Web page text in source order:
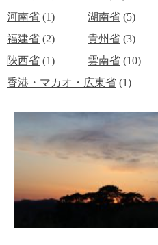
河南省 (1) 湖南省 (5)
福建省 (2) 貴州省 (3)
陝西省 (1) 雲南省 (10)
香港・マカオ・広東省 (1)